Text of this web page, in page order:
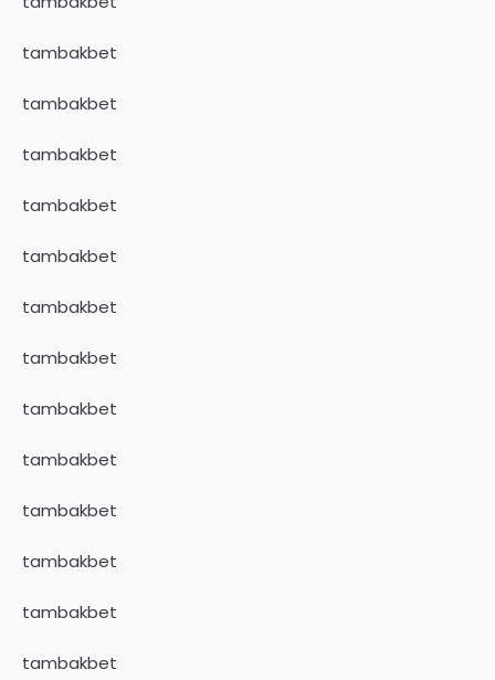
tambakbet
tambakbet
tambakbet
tambakbet
tambakbet
tambakbet
tambakbet
tambakbet
tambakbet
tambakbet
tambakbet
tambakbet
tambakbet